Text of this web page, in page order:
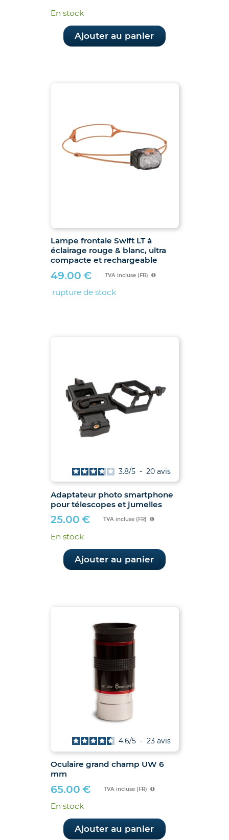
prix
était :
268.90€.
prix
est :
250.00€.
En stock
Ajouter au panier
Lampe frontale Swift LT à
éclairage rouge & blanc, ultra
compacte et rechargeable
49.00 € TVA incluse (FR)
rupture de stock
Adaptateur photo smartphone
pour télescopes et jumelles
3.8/5 - 20 avis
25.00 € TVA incluse (FR)
En stock
Ajouter au panier
Oculaire grand champ UW 6
mm
4.6/5 - 23 avis
65.00 € TVA incluse (FR)
En stock
Ajouter au panier